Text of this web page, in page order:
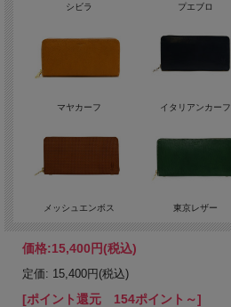
シビラ プエブロ
マヤカーフ イタリアンカーフ
メッシュエンボス 東京レザー
価格:15,400円(税込)
定価: 15,400円(税込)
[ポイント還元 154ポイント～]